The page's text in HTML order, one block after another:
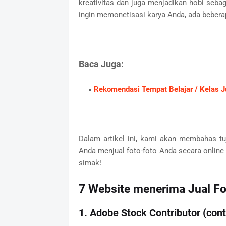
kreativitas dan juga menjadikan hobi
ingin memonetisasi karya Anda, ada
Baca Juga:
Rekomendasi Tempat Belajar / Kelas
Dalam artikel ini, kami akan membahas
Anda menjual foto-foto Anda secara
simak!
7 Website menerima Jual
1. Adobe Stock Contributor